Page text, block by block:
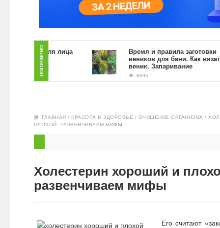
КРАСОТА И
ПИТАНИЕ
НОВОСТИ
ПОПУЛЯРНО
скраб для лица
Время и правила заготовки
веников для бани. Как вязать
веник. Запаривание
8695
ГЛАВНАЯ / КРАСОТА И ЗДОРОВЬЕ / ОЧИЩЕНИЕ ОРГАНИЗМА /
ПЛОХОЙ: РАЗВЕНЧИВАЕМ МИФЫ
Холестерин хороший и
развенчиваем мифы
Его считают